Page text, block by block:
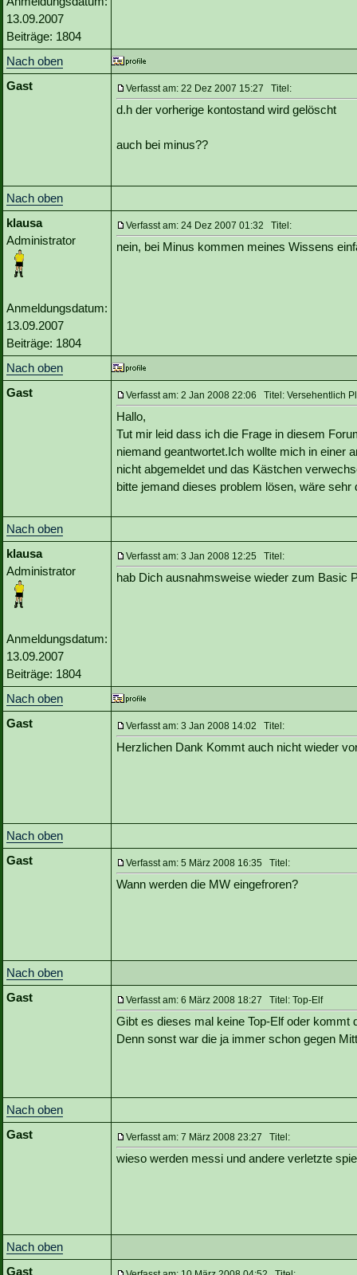
13.09.2007
Beiträge: 1804
Nach oben
Gast
Verfasst am: 22 Dez 2007 15:27 Titel:
d.h der vorherige kontostand wird gelöscht
auch bei minus??
Nach oben
klausa
Administrator
Anmeldungsdatum:
13.09.2007
Beiträge: 1804
Verfasst am: 24 Dez 2007 01:32 Titel:
nein, bei Minus kommen meines Wissens
Nach oben
Gast
Verfasst am: 2 Jan 2008 22:06 Titel: Versehentlich
Hallo,
Tut mir leid dass ich die Frage in diesem
niemand geantwortet.Ich wollte mich in einer
nicht abgemeldet und das Kästchen
bitte jemand dieses problem lösen, wäre sehr
Nach oben
klausa
Administrator
Anmeldungsdatum:
13.09.2007
Beiträge: 1804
Verfasst am: 3 Jan 2008 12:25 Titel:
hab Dich ausnahmsweise wieder zum Basic
Nach oben
Gast
Verfasst am: 3 Jan 2008 14:02 Titel:
Herzlichen Dank Kommt auch nicht wieder
Nach oben
Gast
Verfasst am: 5 März 2008 16:35 Titel:
Wann werden die MW eingefroren?
Nach oben
Gast
Verfasst am: 6 März 2008 18:27 Titel: Top-Elf
Gibt es dieses mal keine Top-Elf oder kommt
Denn sonst war die ja immer schon gegen
Nach oben
Gast
Verfasst am: 7 März 2008 23:27 Titel:
wieso werden messi und andere verletzte
Nach oben
Gast